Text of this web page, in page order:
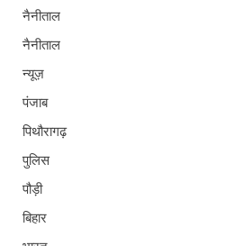
नैनीताल
नैनीताल
न्यूज़
पंजाब
पिथौरागढ़
पुलिस
पौड़ी
बिहार